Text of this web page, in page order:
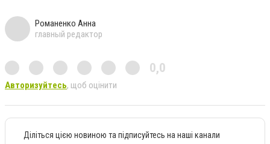
Романенко Анна
главный редактор
0,0
Авторизуйтесь, щоб оцінити
Діліться цією новиною та підписуйтесь на наші канали